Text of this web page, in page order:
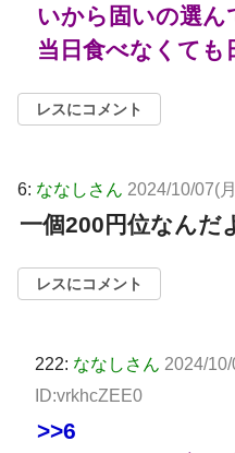
いから固いの選ん
当日食べなくても
レスにコメント
6: ななしさん 2024/10/07(
一個200円位なんだ
レスにコメント
222: ななしさん 2024/
ID:vrkhcZEE0
>>6